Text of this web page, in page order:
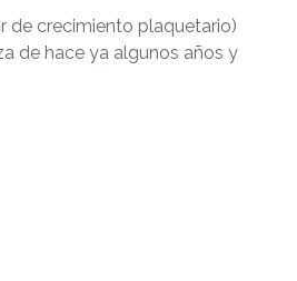
de crecimiento plaquetario)
de hace ya algunos años y